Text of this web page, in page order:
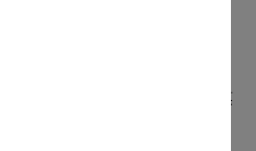
質不銹鋼製成，蓋子帶有側面蒸